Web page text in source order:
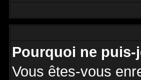
Pourquoi ne puis-
Vous êtes-vous